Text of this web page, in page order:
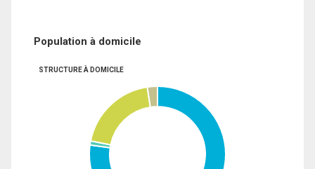
Population à domicile
STRUCTURE À DOMICILE